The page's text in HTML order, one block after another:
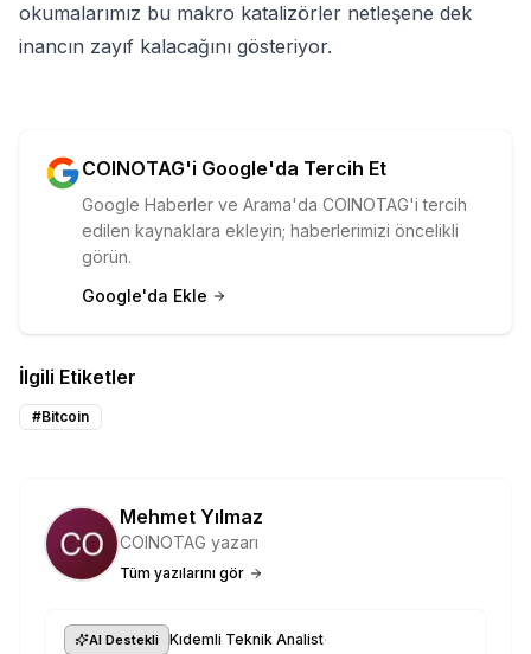
okumalarımız bu makro katalizörler netleşene dek
inancın zayıf kalacağını gösteriyor.
COINOTAG'i Google'da Tercih Et
Google Haberler ve Arama'da COINOTAG'i tercih
edilen kaynaklara ekleyin; haberlerimizi öncelikli
görün.
Google'da Ekle
İlgili Etiketler
#Bitcoin
Mehmet Yılmaz
COINOTAG yazarı
Tüm yazılarını gör
AI Destekli Kıdemli Teknik Analist·